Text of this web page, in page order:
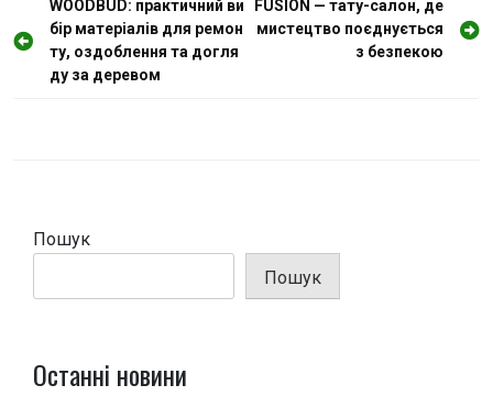
а
WOODBUD: практичний ви
бір матеріалів для ремон
ту, оздоблення та догля
ду за деревом
FUSION — тату-салон, де
мистецтво поєднується
з безпекою
Пошук
Пошук
Останні новини